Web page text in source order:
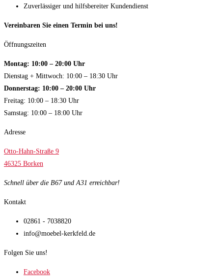
Zuverlässiger und hilfsbereiter Kundendienst
Vereinbaren Sie einen Termin bei uns!
Öffnungszeiten
Montag: 10:00 – 20:00 Uhr
Dienstag + Mittwoch: 10:00 – 18:30 Uhr
Donnerstag: 10:00 – 20:00 Uhr
Freitag: 10:00 – 18:30 Uhr
Samstag: 10:00 – 18:00 Uhr
Adresse
Otto-Hahn-Straße 9
46325 Borken
Schnell über die B67 und A31 erreichbar!
Kontakt
02861 - 7038820
info@moebel-kerkfeld.de
Folgen Sie uns!
Facebook